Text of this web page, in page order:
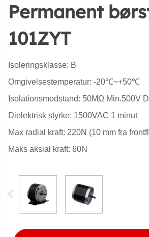
Permanent
101ZYT
Isoleringsklasse: B
Omgivelsestemperatur: -20℃~+50℃
Isolationsmodstand: 50MΩ Min.500V
Dielektrisk styrke: 1500VAC 1 minut
Max radial kraft: 220N (10 mm fra
Maks aksial kraft: 60N